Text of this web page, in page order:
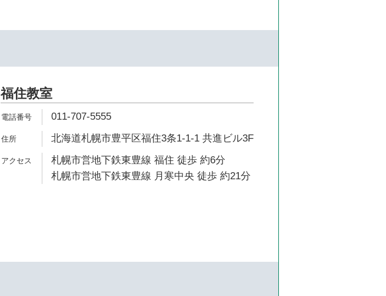
福住教室
011-707-5555
北海道札幌市豊平区福住3条1-1-1 共進ビル3F
札幌市営地下鉄東豊線 福住 徒歩 約6分
札幌市営地下鉄東豊線 月寒中央 徒歩 約21分